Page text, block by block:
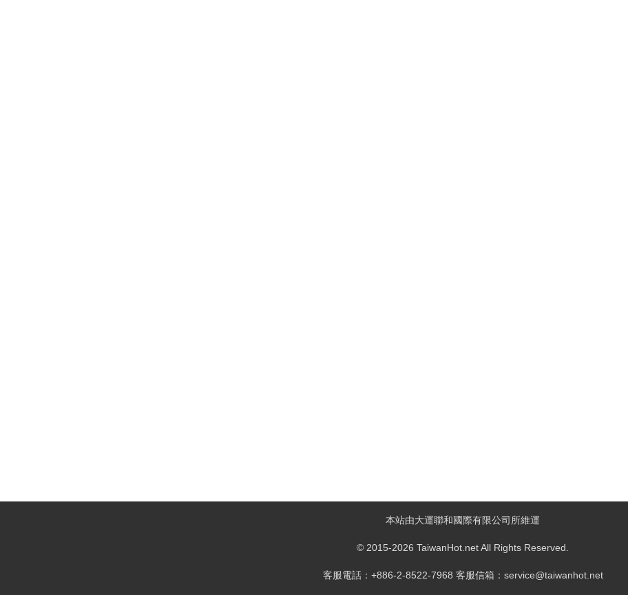
本站由大運聯和國際有限公司所維運
© 2015-2026 TaiwanHot.net All Rights Reserved.
客服電話：+886-2-8522-7968 客服信箱：service@taiwanhot.net